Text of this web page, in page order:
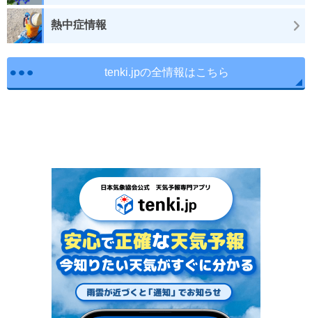
熱中症情報
tenki.jpの全情報はこちら